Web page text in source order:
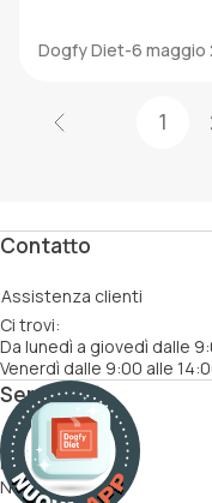
base a età,
suddividere in
Dogfy Diet-6 maggio
1
Contatto
Assistenza clienti
Ci trovi:
Da lunedì a giovedì dalle
Venerdì dalle 9:00 alle
Servizi
Come funziona
Ricette
Nutrizionisti